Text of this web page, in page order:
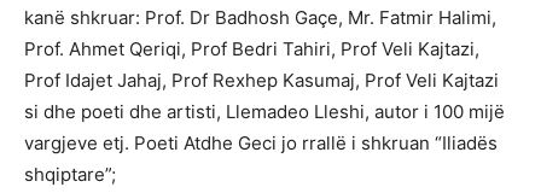
kanë shkruar: Prof. Dr Badhosh Gaçe, Mr. Fatmir Halimi,
Prof. Ahmet Qeriqi, Prof Bedri Tahiri, Prof Veli Kajtazi,
Prof Idajet Jahaj, Prof Rexhep Kasumaj, Prof Veli Kajtazi
si dhe poeti dhe artisti, Llemadeo Lleshi, autor i 100 mijë
vargjeve etj. Poeti Atdhe Geci jo rrallë i shkruan “Iliadës
shqiptare”;